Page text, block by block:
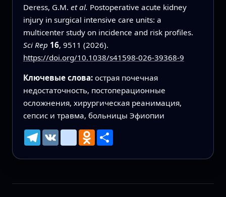
Deress, G.M. et al. Postoperative acute kidney
injury in surgical intensive care units: a
multicenter study on incidence and risk profiles.
Sci Rep 16, 9511 (2026).
https://doi.org/10.1038/s41598-026-39368-9
Ключевые слова: острая почечная
недостаточность, постоперационные
осложнения, хирургическая реанимация,
сепсис и травма, больницы Эфиопии
Telegram
VK mailruOdnoklassniki
Ресурс